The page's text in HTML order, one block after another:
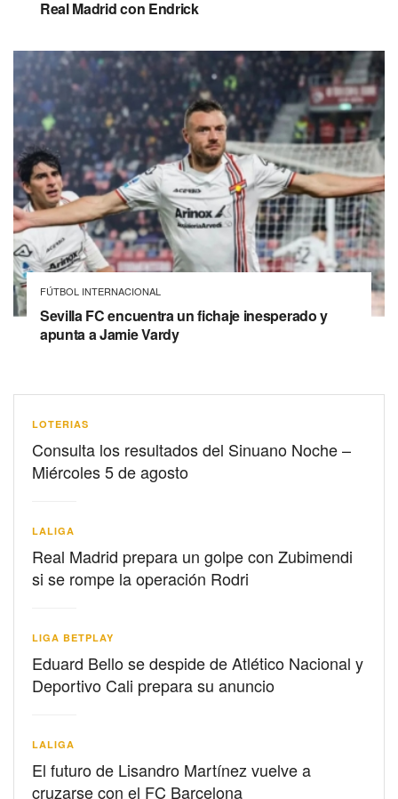
Real Madrid con Endrick
FÚTBOL INTERNACIONAL
Sevilla FC encuentra un fichaje inesperado y
apunta a Jamie Vardy
LOTERIAS
Consulta los resultados del Sinuano Noche –
Miércoles 5 de agosto
LALIGA
Real Madrid prepara un golpe con Zubimendi
si se rompe la operación Rodri
LIGA BETPLAY
Eduard Bello se despide de Atlético Nacional y
Deportivo Cali prepara su anuncio
LALIGA
El futuro de Lisandro Martínez vuelve a
cruzarse con el FC Barcelona